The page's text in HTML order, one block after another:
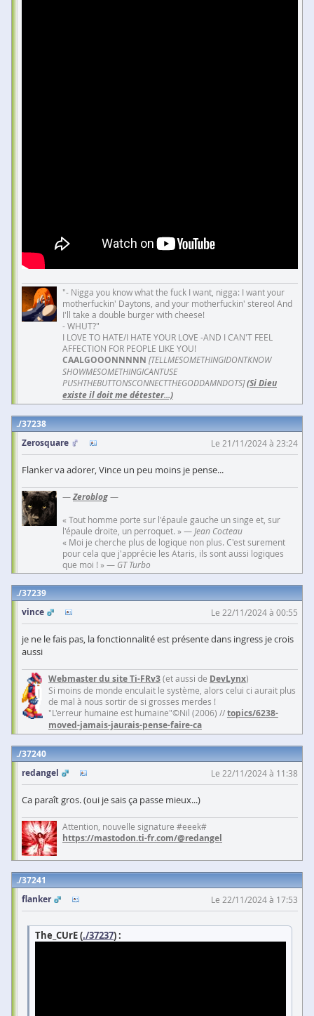
"- Nigga you know what the fuck I want, nigga: I want your
motherfuckin' Daytons, and your motherfuckin' stereo! And
I'll take a double burger with cheese!
- WHUT?"
I LOVE TO HATE/I HATE YOUR LOVE -AND I CAN'T FEEL
AFFECTION FOR PEOPLE LIKE YOU!
CAALGOOONNNNN [TELLMESOMETHINGIDONTKNOW
SHOWMESOMETHINGICANTUSE
PUSHTHEBUTTONSCONNECTTHEGODDAMNDOTS](Si Dieu
existe il doit me détester...)
37238
Zerosquare
Le 21/11/2024 à 23:24
Flanker va adorer, Vince un peu moins je pense...
—Zeroblog—
« Tout homme porte sur l'épaule gauche un singe et, sur
l'épaule droite, un perroquet. » — Jean Cocteau
« Moi je cherche plus de logique non plus. C'est surement
pour cela que j'apprécie les Ataris, ils sont aussi logiques
que moi ! » — GT Turbo
37239
vince
Le 22/11/2024 à 00:55
je ne le fais pas, la fonctionnalité est présente dans ingress je crois
aussi
Webmaster du site Ti-FRv3(et aussi de DevLynx)
Si moins de monde enculait le système, alors celui ci aurait plus
de mal à nous sortir de si grosses merdes !
"L'erreur humaine est humaine"©Nil (2006) //topics/6238-
moved-jamais-jaurais-pense-faire-ca
37240
redangel
Le 22/11/2024 à 11:38
Ca paraît gros. (oui je sais ça passe mieux...)
Attention, nouvelle signature #eeek#
https://mastodon.ti-fr.com/@redangel
37241
flanker
Le 22/11/2024 à 17:53
The_CUrE (./37237) :